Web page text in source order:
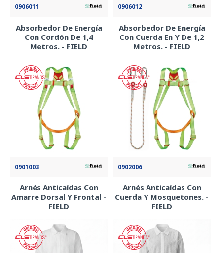
0906011
Absorbedor De Energía
Con Cordón De 1,4
Metros. - FIELD
0906012
Absorbedor De Energía
Con Cuerda En Y De 1,2
Metros. - FIELD
0901003
Arnés Anticaídas Con
Amarre Dorsal Y Frontal -
FIELD
0902006
Arnés Anticaídas Con
Cuerda Y Mosquetones. -
FIELD